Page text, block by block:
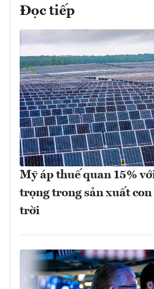
Đọc tiếp
Mỹ áp thuế quan 15%
trọng trong sản xuất
trời